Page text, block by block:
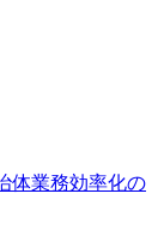
体業務効率化の